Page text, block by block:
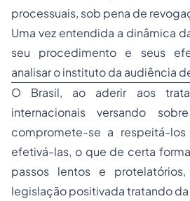
processuais, sob pena de
Uma vez entendida a dinâmica
seu procedimento e seus
analisar o instituto da audiência
O Brasil, ao aderir aos
internacionais versando
compromete-se a respeitá-
efetivá-las, o que de certa
passos lentos e
legislação positivada tratando